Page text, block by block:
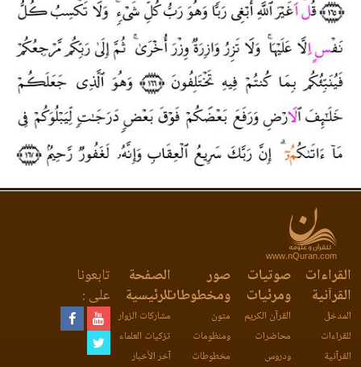
www.nQuran.com
القراءات
القرآنية
المدخل
للقراءات
القرآنية
صوتيات
ومرئيات
القرآن الكريم
محاضرات
ودروس
صور
ومخطوطات
متون
ومنظومات
مخطوطات
الصفحة
الرئيسية
مشاركات الزوار
تزكيات العلماء
آخر الأخبار
تابعونا
على :